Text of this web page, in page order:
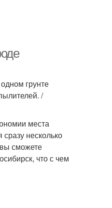
грунте
/
места
несколько
сможете
что с чем